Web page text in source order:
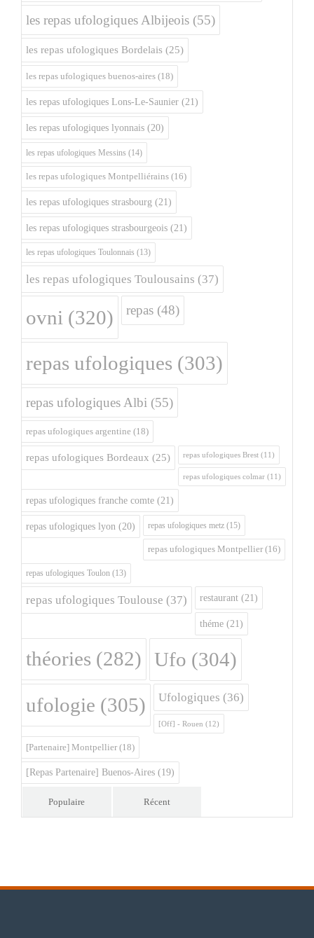
les repas ufologiques Albijeois (55)
les repas ufologiques Bordelais (25)
les repas ufologiques buenos-aires (18)
les repas ufologiques Lons-Le-Saunier (21)
les repas ufologiques lyonnais (20)
les repas ufologiques Messins (14)
les repas ufologiques Montpelliérains (16)
les repas ufologiques strasbourg (21)
les repas ufologiques strasbourgeois (21)
les repas ufologiques Toulonnais (13)
les repas ufologiques Toulousains (37)
ovni (320) repas (48)
repas ufologiques (303)
repas ufologiques Albi (55)
repas ufologiques argentine (18)
repas ufologiques Bordeaux (25) repas ufologiques Brest (11)
repas ufologiques colmar (11)
repas ufologiques franche comte (21)
repas ufologiques lyon (20) repas ufologiques metz (15)
repas ufologiques Montpellier (16)
repas ufologiques Toulon (13)
repas ufologiques Toulouse (37) restaurant (21)
théme (21)
théories (282) Ufo (304)
ufologie (305) Ufologiques (36)
[Off] - Rouen (12)
[Partenaire] Montpellier (18)
[Repas Partenaire] Buenos-Aires (19)
Populaire Récent